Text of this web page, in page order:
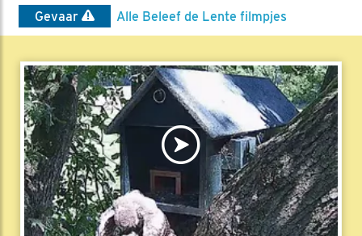
Gevaar
Alle Beleef de Lente filmpjes